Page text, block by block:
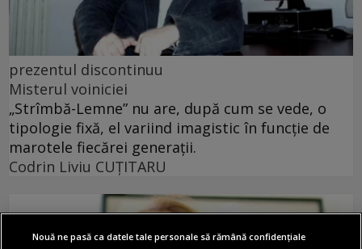
prezentul discontinuu
Misterul voiniciei
„Strîmbă-Lemne” nu are, după cum se vede, o
tipologie fixă, el variind imagistic în funcţie de
marotele fiecărei generaţii.
Codrin Liviu CUŢITARU
Nouă ne pasă ca datele tale personale să rămână confidențiale